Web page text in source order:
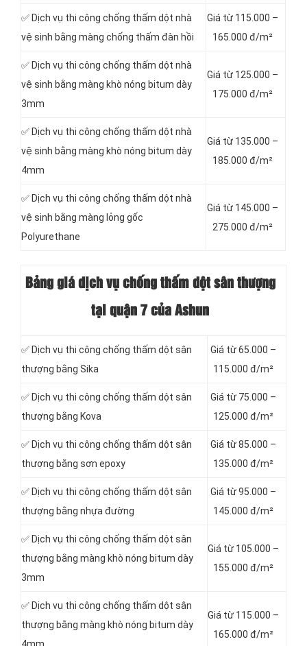
✅ Dịch vụ thi công chống thấm dột nhà
vệ sinh bằng màng chống thấm đàn hồi
Giá từ 115.000 –
165.000 đ/m²
✅ Dịch vụ thi công chống thấm dột nhà
vệ sinh bằng màng khò nóng bitum dày
3mm
Giá từ 125.000 –
175.000 đ/m²
✅ Dịch vụ thi công chống thấm dột nhà
vệ sinh bằng màng khò nóng bitum dày
4mm
Giá từ 135.000 –
185.000 đ/m²
✅ Dịch vụ thi công chống thấm dột nhà
vệ sinh bằng màng lỏng gốc
Polyurethane
Giá từ 145.000 –
275.000 đ/m²
Bảng giá dịch vụ chống thấm dột sân thượng
tại quận 7 của Ashun
✅ Dịch vụ thi công chống thấm dột sân
thượng bằng Sika
Giá từ 65.000 –
115.000 đ/m²
✅ Dịch vụ thi công chống thấm dột sân
thượng bằng Kova
Giá từ 75.000 –
125.000 đ/m²
✅ Dịch vụ thi công chống thấm dột sân
thượng bằng sơn epoxy
Giá từ 85.000 –
135.000 đ/m²
✅ Dịch vụ thi công chống thấm dột sân
thượng bằng nhựa đường
Giá từ 95.000 –
145.000 đ/m²
✅ Dịch vụ thi công chống thấm dột sân
thượng bằng màng khò nóng bitum dày
3mm
Giá từ 105.000 –
155.000 đ/m²
✅ Dịch vụ thi công chống thấm dột sân
thượng bằng màng khò nóng bitum dày
Giá từ 115.000 –
165.000 đ/m²